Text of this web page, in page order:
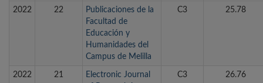
2022 22
Publicaciones de la
Facultad de
Educación y
Humanidades del
Campus de Melilla
C3 25.78
2022 21
Electronic Journal
C3 26.76